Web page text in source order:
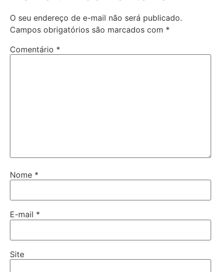
O seu endereço de e-mail não será publicado.
Campos obrigatórios são marcados com *
Comentário *
Nome *
E-mail *
Site